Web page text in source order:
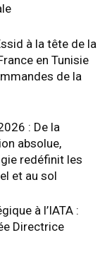
à la tête de la
en Tunisie
de la
: De la
absolue,
redéfinit les
et au sol
à l’IATA :
Directrice